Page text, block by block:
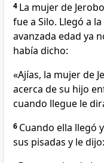
4 La mujer de
fue a Silo. Llegó a
avanzada edad ya
había dicho:
«Ajías, la mujer de
acerca de su hijo
cuando llegue le
6 Cuando ella llegó
sus pisadas y le dijo: